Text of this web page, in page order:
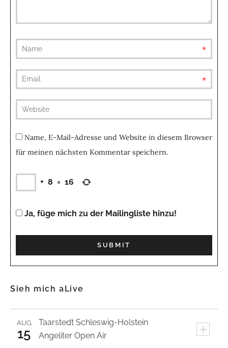
Name, E-Mail-Adresse und Website in diesem Browser
für meinen nächsten Kommentar speichern.
+ 8 = 16
Ja, füge mich zu der Mailingliste hinzu!
Sieh mich aLive
Taarstedt Schleswig-Holstein +
AUG.
15 Angeliter Open Air